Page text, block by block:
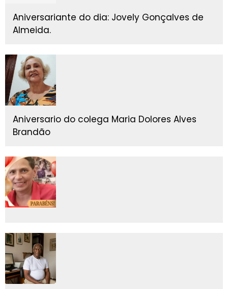
Aniversariante do dia: Jovely Gonçalves de
Almeida.
Aniversario do colega Maria Dolores Alves
Brandão